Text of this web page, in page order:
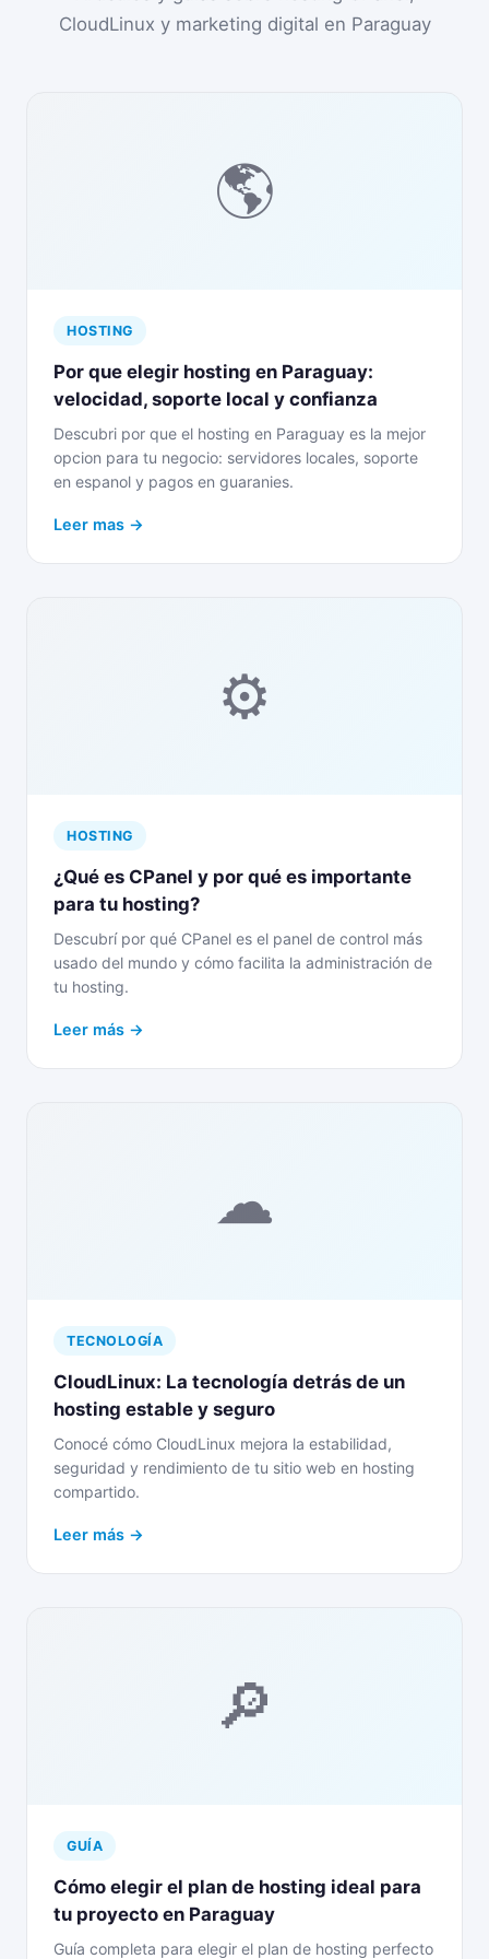
CloudLinux y marketing digital en Paraguay
🌎
HOSTING
Por que elegir hosting en Paraguay:
velocidad, soporte local y confianza
Descubri por que el hosting en Paraguay es la mejor
opcion para tu negocio: servidores locales, soporte
en espanol y pagos en guaranies.
Leer mas →
⚙
HOSTING
¿Qué es CPanel y por qué es importante
para tu hosting?
Descubrí por qué CPanel es el panel de control más
usado del mundo y cómo facilita la administración de
tu hosting.
Leer más →
☁
TECNOLOGÍA
CloudLinux: La tecnología detrás de un
hosting estable y seguro
Conocé cómo CloudLinux mejora la estabilidad,
seguridad y rendimiento de tu sitio web en hosting
compartido.
Leer más →
🔎
GUÍA
Cómo elegir el plan de hosting ideal para
tu proyecto en Paraguay
Guía completa para elegir el plan de hosting perfecto